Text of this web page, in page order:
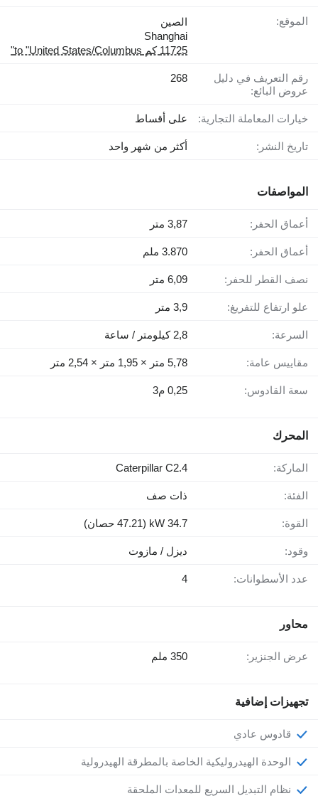
الموقع:
الصين
Shanghai
11725 كم to "United States/Columbus"
رقم التعريف في دليل
عروض البائع:
268
خيارات المعاملة التجارية: على أقساط
تاريخ النشر: أكثر من شهر واحد
المواصفات
أعماق الحفر: 3,87 متر
أعماق الحفر: 3.870 ملم
نصف القطر للحفر: 6,09 متر
علو ارتفاع للتفريغ: 3,9 متر
السرعة: 2,8 كيلومتر / ساعة
مقاييس عامة: 5,78 متر × 1,95 متر × 2,54 متر
سعة القادوس: 0,25 م3
المحرك
الماركة: Caterpillar C2.4
الفئة: ذات صف
القوة: 34.7 kW (47.21 حصان)
وقود: ديزل / مازوت
عدد الأسطوانات: 4
محاور
عرض الجنزير: 350 ملم
تجهيزات إضافية
قادوس عادي
الوحدة الهيدروليكية الخاصة بالمطرقة الهيدرولية
نظام التبديل السريع للمعدات الملحقة